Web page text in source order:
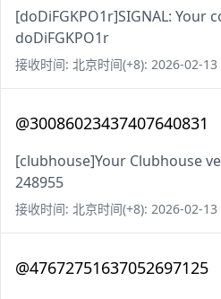
[doDiFGKPO1r]SIGNAL: Your
doDiFGKPO1r
接收时间: 北京时间(+8): 2026-02-
@30086023437407640831
[clubhouse]Your Clubhouse
248955
接收时间: 北京时间(+8): 2026-02-
@47672751637052697125